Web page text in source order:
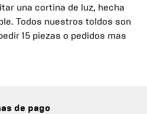
una cortina de luz, hecha
Todos nuestros toldos son
15 piezas o pedidos mas
de pago